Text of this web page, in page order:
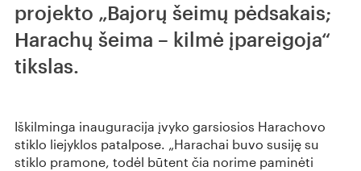
projekto „Bajorų šeimų pėdsakais;
Harachų šeima – kilmė įpareigoja“
tikslas.
Iškilminga inauguracija įvyko garsiosios Harachovo
stiklo liejyklos patalpose. „Harachai buvo susiję su
stiklo pramone, todėl būtent čia norime paminėti